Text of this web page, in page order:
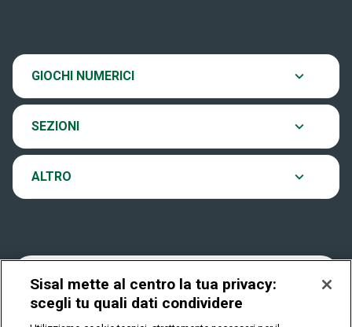
GIOCHI NUMERICI
EuroJackpot
VinciCasa
Play Your Date
SEZIONI
Scopri il gioco
Ultima estrazione
Archivio estrazioni
FAQ
ALTRO
Contatti
Notifiche
Cookies
Sisal mette al centro la tua privacy:
scegli tu quali dati condividere